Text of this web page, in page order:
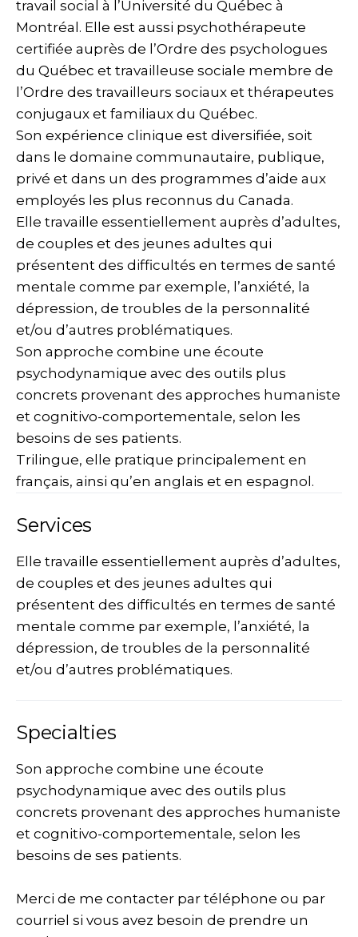
travail social à l’Université du Québec à
Montréal. Elle est aussi psychothérapeute
certifiée auprès de l’Ordre des psychologues
du Québec et travailleuse sociale membre de
l’Ordre des travailleurs sociaux et thérapeutes
conjugaux et familiaux du Québec.
Son expérience clinique est diversifiée, soit
dans le domaine communautaire, publique,
privé et dans un des programmes d’aide aux
employés les plus reconnus du Canada.
Elle travaille essentiellement auprès d’adultes,
de couples et des jeunes adultes qui
présentent des difficultés en termes de santé
mentale comme par exemple, l’anxiété, la
dépression, de troubles de la personnalité
et/ou d’autres problématiques.
Son approche combine une écoute
psychodynamique avec des outils plus
concrets provenant des approches humaniste
et cognitivo-comportementale, selon les
besoins de ses patients.
Trilingue, elle pratique principalement en
français, ainsi qu’en anglais et en espagnol.
Services
Elle travaille essentiellement auprès d’adultes,
de couples et des jeunes adultes qui
présentent des difficultés en termes de santé
mentale comme par exemple, l’anxiété, la
dépression, de troubles de la personnalité
et/ou d’autres problématiques.
Specialties
Son approche combine une écoute
psychodynamique avec des outils plus
concrets provenant des approches humaniste
et cognitivo-comportementale, selon les
besoins de ses patients.
Merci de me contacter par téléphone ou par
courriel si vous avez besoin de prendre un